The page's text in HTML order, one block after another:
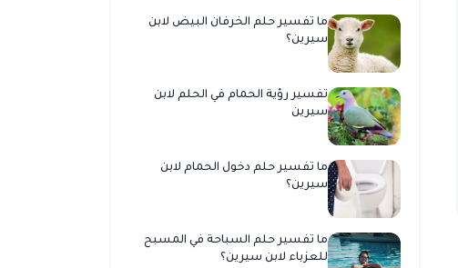
ما تفسير حلم الخرفان البيض لابن
سيرين؟
تفسير رؤية الحمام في الحلم لابن
سيرين
ما تفسير حلم دخول الحمام لابن
سيرين؟
ما تفسير حلم السباحة في المسبح
للعزباء لابن سيرين؟